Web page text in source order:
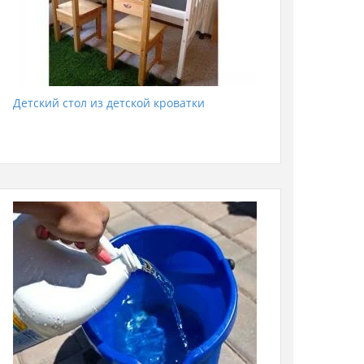
Детский стол из детской кроватки